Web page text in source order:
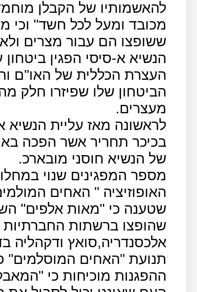
להאשמותיו של הקבלן
מכובד ומעל לכל חשד" וכי
ששופצו הם עבור מצרים
הנשיא א-סיסי הפגין
העצרת הכללית של האו"ם
הביטחון שלו שפיזרו חלק
מעצרים.
לראשונה מאז עליית הנשיא
בכיכר תחריר אשר הפכה
של הנשיא חוסני מובארכ.
מספר המפגינים שנוי
האופוזיציה " האחים
שטענה כי "מאות אלפים"
שהופצו ברשתות החברתיות
אלכסנדריה,סואץ ודקהליה
תנועת "האחים המוסלמים"
ההפגנות מוכיחות כי